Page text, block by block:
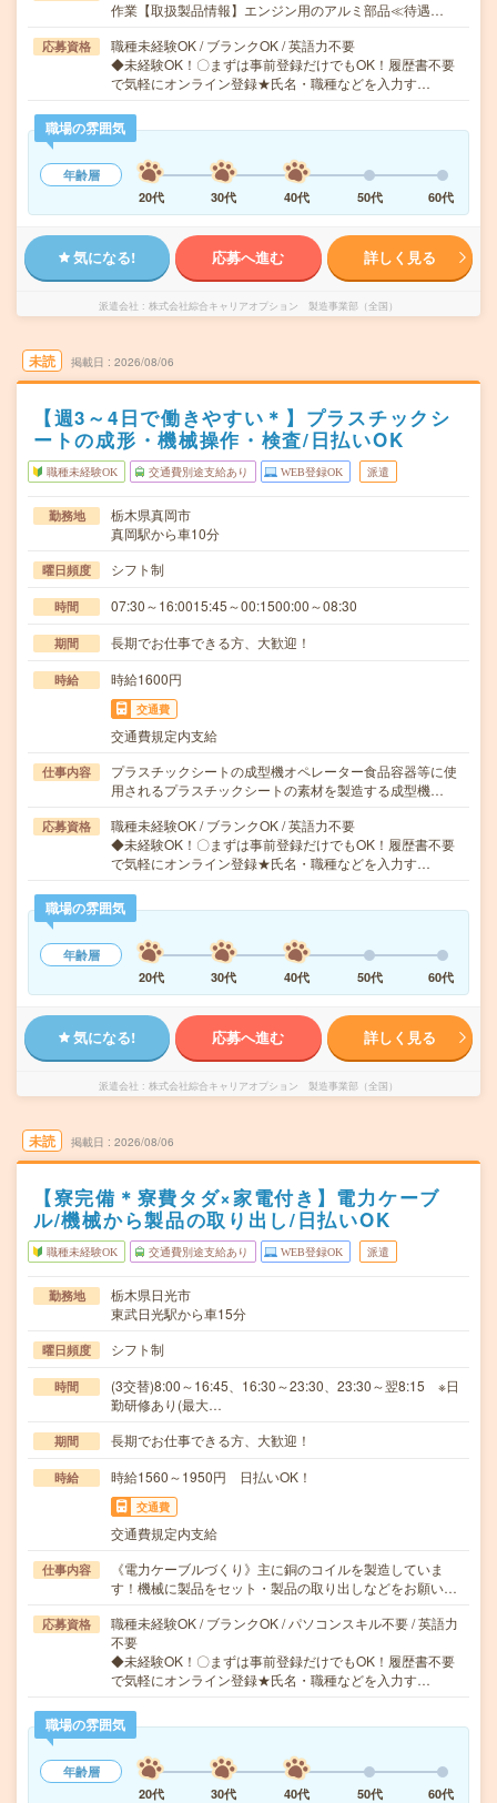
作業【取扱製品情報】エンジン用のアルミ部品≪待遇…
応募資格
職種未経験OK / ブランクOK / 英語力不要
◆未経験OK！〇まずは事前登録だけでもOK！履歴書不要
で気軽にオンライン登録★氏名・職種などを入力す…
職場の雰囲気
年齢層
20代
30代 40代 50代 60代
気になる! 応募へ進む 詳しく見る
派遣会社 株式会社綜合キャリアオプション 製造事業部（全国）
未読 掲載日 2026/08/06
【週3～4日で働きやすい＊】プラスチックシ
ートの成形・機械操作・検査/日払いOK
職種未経験OK 交通費別途支給あり WEB登録OK 派遣
勤務地
栃木県真岡市
真岡駅から車10分
曜日頻度 シフト制
時間 07:30～16:0015:45～00:1500:00～08:30
期間 長期でお仕事できる方、大歓迎！
時給 時給1600円
交通費
交通費規定内支給
仕事内容
プラスチックシートの成型機オペレーター食品容器等に使
用されるプラスチックシートの素材を製造する成型機…
応募資格
職種未経験OK / ブランクOK / 英語力不要
◆未経験OK！〇まずは事前登録だけでもOK！履歴書不要
で気軽にオンライン登録★氏名・職種などを入力す…
職場の雰囲気
年齢層
20代
30代 40代 50代 60代
気になる! 応募へ進む 詳しく見る
派遣会社 株式会社綜合キャリアオプション 製造事業部（全国）
未読 掲載日 2026/08/06
【寮完備＊寮費タダ×家電付き】電力ケーブ
ル/機械から製品の取り出し/日払いOK
職種未経験OK 交通費別途支給あり WEB登録OK 派遣
勤務地
栃木県日光市
東武日光駅から車15分
曜日頻度 シフト制
時間
(3交替)8:00～16:45、16:30～23:30、23:30～翌8:15 ※日
勤研修あり(最大…
期間 長期でお仕事できる方、大歓迎！
時給 時給1560～1950円 日払いOK！
交通費
交通費規定内支給
仕事内容
《電力ケーブルづくり》主に銅のコイルを製造していま
す！機械に製品をセット・製品の取り出しなどをお願い…
応募資格
職種未経験OK / ブランクOK / パソコンスキル不要 / 英語力
不要
◆未経験OK！〇まずは事前登録だけでもOK！履歴書不要
で気軽にオンライン登録★氏名・職種などを入力す…
職場の雰囲気
年齢層
20代
30代 40代 50代 60代